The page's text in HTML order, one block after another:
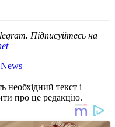
Підписуйтесь на
необхідний текст і
про це редакцію.